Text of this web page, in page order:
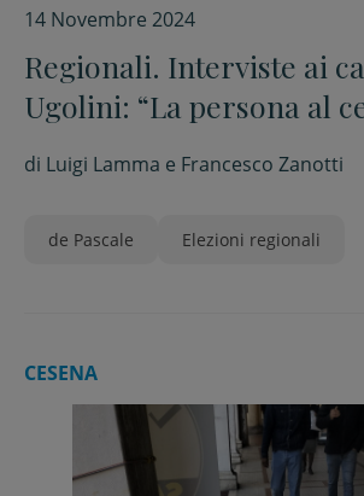
14 Novembre 2024
Regionali. Interviste ai
Ugolini: “La persona al
di Luigi Lamma e Francesco Zanotti
de Pascale Elezioni regionali
CESENA